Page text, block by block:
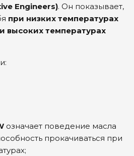
Engineers). Он показывает,
при низких температурах
высоких температурах
означает поведение масла
прокачиваться при